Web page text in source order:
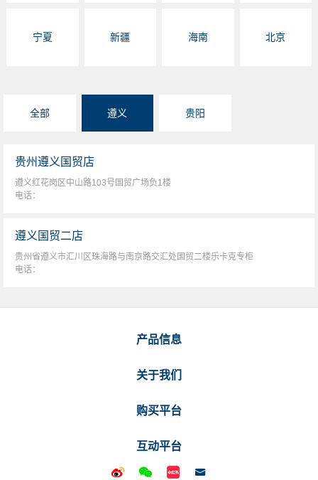
宁夏 新疆 海南 北京
全部 遵义 贵阳
贵州遵义国贸店
遵义红花岗区中山路103号国贸广场负1楼
电话：
遵义国贸二店
贵州省遵义市汇川区珠海路与南京路交汇处国贸二楼乐卡克专柜
电话：
产品信息
关于我们
购买平台
互动平台